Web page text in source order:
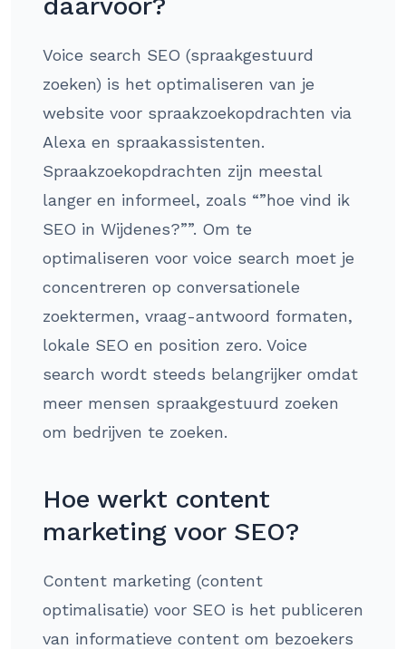
Voice search SEO (spraakgestuurd
zoeken) is het optimaliseren van je
website voor spraakzoekopdrachten via
Alexa en spraakassistenten.
Spraakzoekopdrachten zijn meestal
langer en informeel, zoals “”hoe vind ik
SEO in Wijdenes?””. Om te
optimaliseren voor voice search moet je
concentreren op conversationele
zoektermen, vraag-antwoord formaten,
lokale SEO en position zero. Voice
search wordt steeds belangrijker omdat
meer mensen spraakgestuurd zoeken
om bedrijven te zoeken.
Hoe werkt content
marketing voor SEO?
Content marketing (content
optimalisatie) voor SEO is het publiceren
van informatieve content om bezoekers